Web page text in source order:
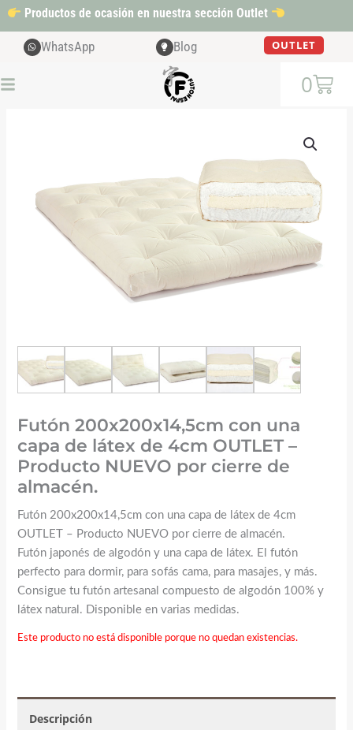
al
contenido
Productos de ocasión en nuestra sección Outlet
WhatsApp Blog OUTLET
0
Cart
Futón 200x200x14,5cm con una
capa de látex de 4cm OUTLET –
Producto NUEVO por cierre de
almacén.
Futón 200x200x14,5cm con una capa de látex de 4cm
OUTLET – Producto NUEVO por cierre de almacén.
Futón japonés de algodón y una capa de látex. El futón
perfecto para dormir, para sofás cama, para masajes, y más.
Consigue tu futón artesanal compuesto de algodón 100% y
látex natural. Disponible en varias medidas.
Este producto no está disponible porque no quedan existencias.
Descripción